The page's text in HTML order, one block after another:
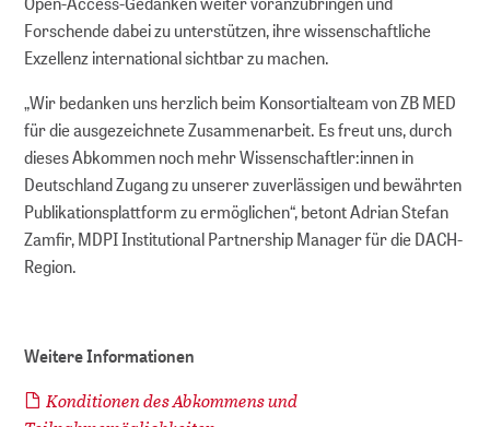
Forschende dabei zu unterstützen, ihre wissenschaftliche
Exzellenz international sichtbar zu machen.
„Wir bedanken uns herzlich beim Konsortialteam von ZB MED
für die ausgezeichnete Zusammenarbeit. Es freut uns, durch
dieses Abkommen noch mehr Wissenschaftler:innen in
Deutschland Zugang zu unserer zuverlässigen und bewährten
Publikationsplattform zu ermöglichen“, betont Adrian Stefan
Zamfir, MDPI Institutional Partnership Manager für die DACH-
Region.
Weitere Informationen
Konditionen des Abkommens und